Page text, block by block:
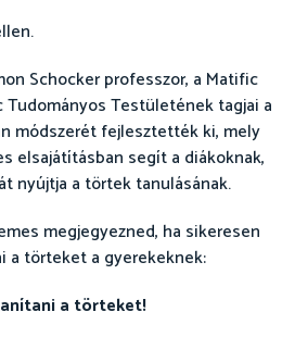
Schocker professzor, a Matific
Testületének tagjai a
módszerét fejlesztették ki, mely
elsajátításban segít a diákoknak,
nyújtja a törtek tanulásának.
megjegyezned, ha sikeresen
a törteket a gyerekeknek:
a törteket!